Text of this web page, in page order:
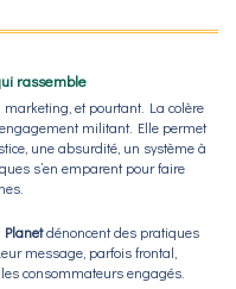
rassemble
et pourtant. La colère
militant. Elle permet
une absurdité, un système à
s’en emparent pour faire
dénoncent des pratiques
message, parfois frontal,
consommateurs engagés.